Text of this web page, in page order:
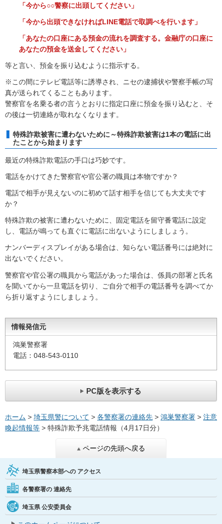
「今から○○警察に出頭してください」
「今から出頭できなければLINE電話で取調べを行います」
「あなたの口座にある預金の流れを調査する。金融庁の口座に
あなたの預金を送金してください」
等と言い、預金を振り込むように指示する。
※この間にテレビ電話等に誘導され、ニセの逮捕状や警察手帳の写
真が送られてくることもあります。
警察官を名乗る者の言うとおりに指定口座に預金を振り込むと、そ
の後は一切連絡が取れなくなります。
特殊詐欺被害に遭わないために～特殊詐欺被害は1本の電話に出
たことから始まります
最近の特殊詐欺電話の手口は巧妙です。
電話をかけてきた警察官や官公署の職員は本物ですか？
電話で相手が見えないのに初めて話す相手を信じても大丈夫です
か？
特殊詐欺の被害に遭わないために、固定電話を留守番電話に設定
し、電話が鳴っても直ぐに電話に出ないようにしましょう。
ナンバーディスプレイがある場合は、知らない電話番号には絶対に
出ないでください。
警察官や官公署の職員から電話があった場合は、係員の部署と氏名
を聞いてから一旦電話を切り、ご自分で相手の電話番号を調べてか
ら折り返すようにしましょう。
情報発信元
鴻巣警察署
電話：048-543-0110
PC版を表示する
ホーム > 埼玉県警について > 各警察署の連絡先 > 鴻巣警察署 > 注意
喚起情報等 > 特殊詐欺予兆電話情報（4月17日分）
ページの先頭へ戻る
埼玉県警察本部への アクセス
各警察署の 連絡先
埼玉県 公安委員会